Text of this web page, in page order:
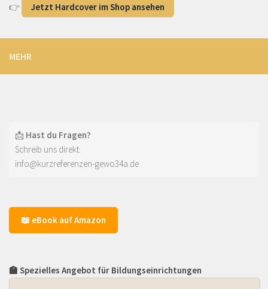
👉 Jetzt Hardcover im Shop ansehen
MEHR
📩 Hast du Fragen?
Schreib uns direkt:
info@kurzreferenzen-gewo34a.de
📖 eBook auf Amazon
🏫 Spezielles Angebot für Bildungseinrichtungen